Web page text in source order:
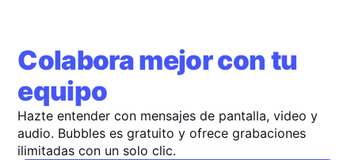
Colabora mejor con tu
equipo
Hazte entender con mensajes de pantalla, video y
audio. Bubbles es gratuito y ofrece grabaciones
ilimitadas con un solo clic.